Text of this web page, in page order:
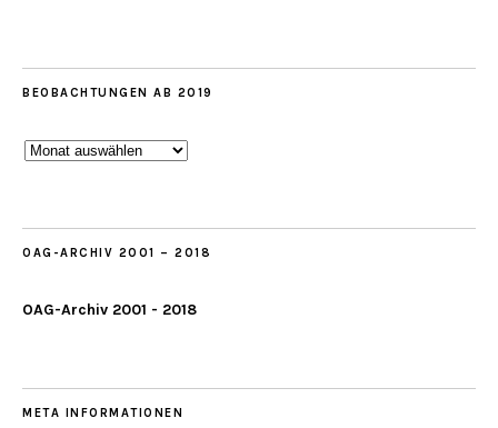
BEOBACHTUNGEN AB 2019
Beobachtungen
OAG-ARCHIV 2001 – 2018
OAG-Archiv 2001 - 2018
META INFORMATIONEN